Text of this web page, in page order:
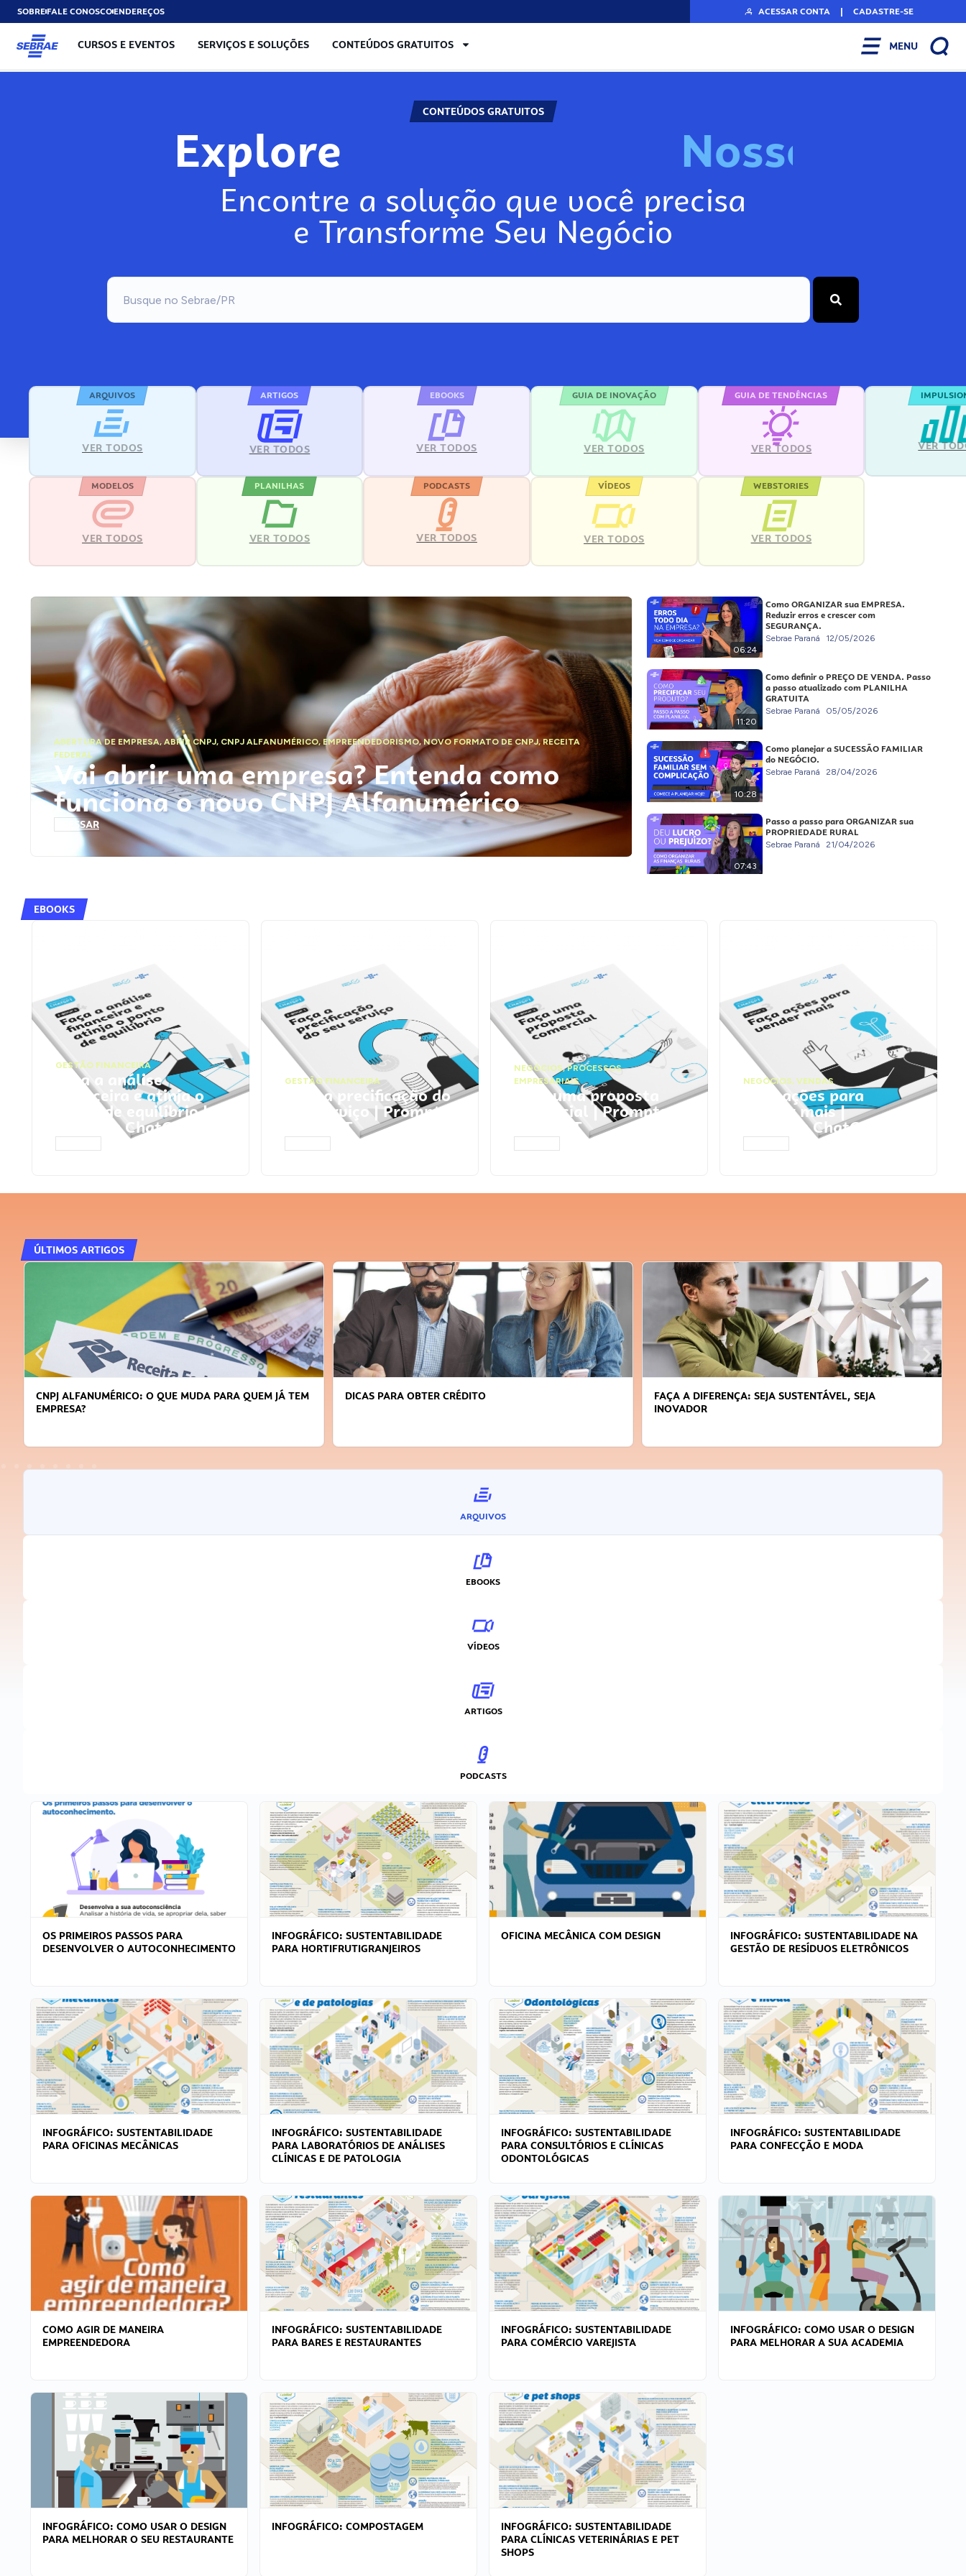
SOBREFALE CONOSCOENDEREÇOS ACESSAR CONTA | CADASTRE-SE
CURSOS E EVENTOS SERVIÇOS E SOLUÇÕES CONTEÚDOS GRATUITOS MENU
CONTEÚDOS GRATUITOS
Explore Nosso
Encontre a solução que você precisa
e Transforme Seu Negócio
ARQUIVOS
VER TODOS
ARTIGOS
VER TODOS
EBOOKS
VER TODOS
GUIA DE INOVAÇÃO
VER TODOS
GUIA DE TENDÊNCIAS
VER TODOS VER
MODELOS
VER TODOS
PLANILHAS
VER TODOS
PODCASTS
VER TODOS
VÍDEOS
VER TODOS
WEBSTORIES
VER TODOS
ABERTURA DE EMPRESA,ABRIR CNPJ, CNPJ ALFANUMÉRICO, EMPREENDEDORISMO,NOVO FORMATO DE CNPJ,RECEITA
FEDERAL
Vai abrir uma empresa? Entenda como
funciona o novo CNPJ Alfanumérico
ACESSAR
06:24
Como ORGANIZAR sua EMPRESA.
Reduzir erros e crescer com
SEGURANÇA.
Sebrae Paraná 12/05/2026
11:20
Como definir o PREÇO DE VENDA. Passo
a passo atualizado com PLANILHA
GRATUITA
Sebrae Paraná 05/05/2026
10:28
Como planejar a SUCESSÃO FAMILIAR
do NEGÓCIO.
Sebrae Paraná 28/04/2026
07:43
Passo a passo para ORGANIZAR sua
PROPRIEDADE RURAL
Sebrae Paraná 21/04/2026
EBOOKS
GESTÃO FINANCEIRA
Faça a análise
financeira e atinja o
ponto de equilíbrio |
Prompts ChatGPT
GESTÃO FINANCEIRA
Faça a precificação do
seu serviço | Prompts
ChatGPT
NEGÓCIOS,PROCESSOS
EMPRESARIAIS
Faça uma proposta
comercial | Prompts
ChatGPT
NEGÓCIOS, VENDAS
Faça ações para
vender mais |
Prompts ChatGPT
ÚLTIMOS ARTIGOS
CNPJ ALFANUMÉRICO: O QUE MUDA PARA QUEM JÁ TEM
EMPRESA?
DICAS PARA OBTER CRÉDITO
FAÇA A DIFERENÇA: SEJA SUSTENTÁVEL, SEJA
INOVADOR
ARQUIVOS
EBOOKS
VÍDEOS
ARTIGOS
PODCASTS
OS PRIMEIROS PASSOS PARA
DESENVOLVER O AUTOCONHECIMENTO
INFOGRÁFICO: SUSTENTABILIDADE
PARA HORTIFRUTIGRANJEIROS
OFICINA MECÂNICA COM DESIGN
INFOGRÁFICO: SUSTENTABILIDADE NA
GESTÃO DE RESÍDUOS ELETRÔNICOS
INFOGRÁFICO: SUSTENTABILIDADE
PARA OFICINAS MECÂNICAS
INFOGRÁFICO: SUSTENTABILIDADE
PARA LABORATÓRIOS DE ANÁLISES
CLÍNICAS E DE PATOLOGIA
INFOGRÁFICO: SUSTENTABILIDADE
PARA CONSULTÓRIOS E CLÍNICAS
ODONTOLÓGICAS
INFOGRÁFICO: SUSTENTABILIDADE
PARA CONFECÇÃO E MODA
COMO AGIR DE MANEIRA
EMPREENDEDORA
INFOGRÁFICO: SUSTENTABILIDADE
PARA BARES E RESTAURANTES
INFOGRÁFICO: SUSTENTABILIDADE
PARA COMÉRCIO VAREJISTA
INFOGRÁFICO: COMO USAR O DESIGN
PARA MELHORAR A SUA ACADEMIA
INFOGRÁFICO: COMO USAR O DESIGN
PARA MELHORAR O SEU RESTAURANTE
INFOGRÁFICO: COMPOSTAGEM
INFOGRÁFICO: SUSTENTABILIDADE
PARA CLÍNICAS VETERINÁRIAS E PET
SHOPS